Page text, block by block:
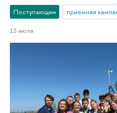
Поступающим приемная
13 июля